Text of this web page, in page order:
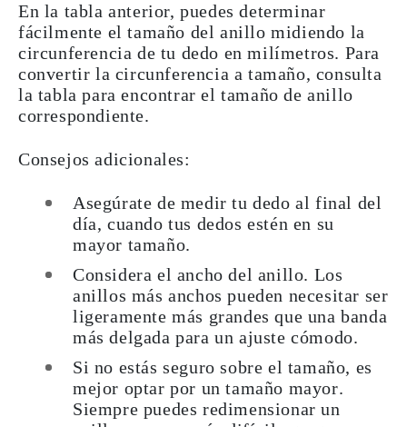
En la tabla anterior, puedes determinar
fácilmente el tamaño del anillo midiendo la
circunferencia de tu dedo en milímetros. Para
convertir la circunferencia a tamaño, consulta
la tabla para encontrar el tamaño de anillo
correspondiente.
Consejos adicionales:
Asegúrate de medir tu dedo al final del
día, cuando tus dedos estén en su
mayor tamaño.
Considera el ancho del anillo. Los
anillos más anchos pueden necesitar ser
ligeramente más grandes que una banda
más delgada para un ajuste cómodo.
Si no estás seguro sobre el tamaño, es
mejor optar por un tamaño mayor.
Siempre puedes redimensionar un